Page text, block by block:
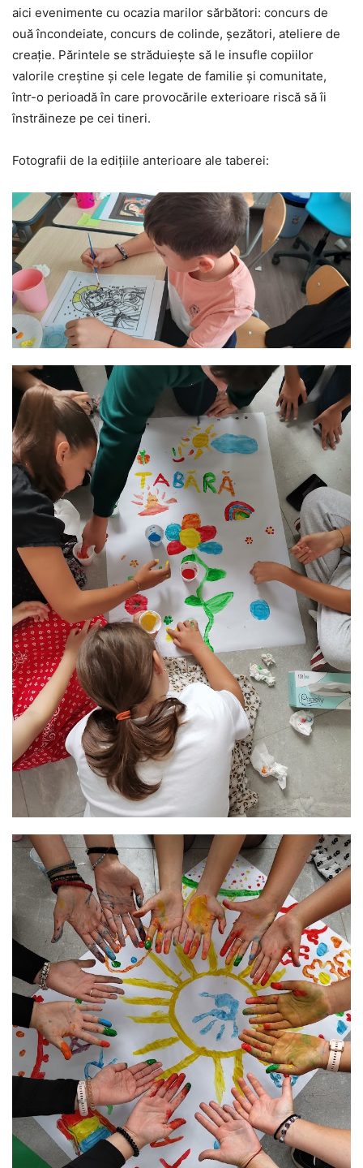
aici evenimente cu ocazia marilor sărbători: concurs de
ouă încondeiate, concurs de colinde, șezători, ateliere de
creație. Părintele se străduiește să le insufle copiilor
valorile creștine și cele legate de familie și comunitate,
într-o perioadă în care provocările exterioare riscă să îi
înstrăineze pe cei tineri.
Fotografii de la edițiile anterioare ale taberei: